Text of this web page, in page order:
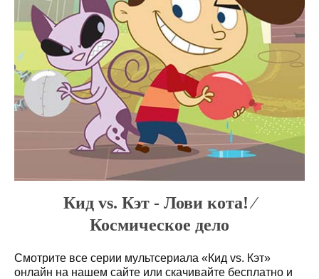
Кид vs. Кэт - Лови кота! ⁄
Космическое дело
Смотрите все серии мультсериала «Кид vs. Кэт»
онлайн на нашем сайте или скачивайте бесплатно и